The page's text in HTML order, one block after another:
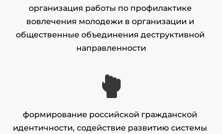
организация работы по профилактике
вовлечения молодежи в организации и
общественные объединения деструктивной
направленности
формирование российской гражданской
идентичности, содействие развитию системы